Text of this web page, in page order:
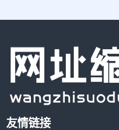
友情链接